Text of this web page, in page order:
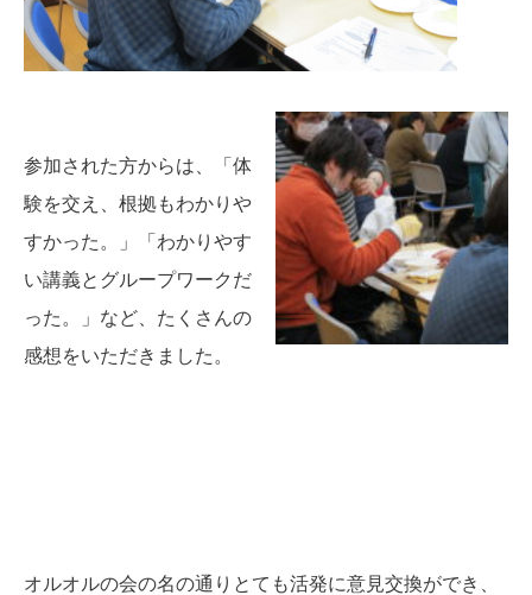
参加された方からは、「体
験を交え、根拠もわかりや
すかった。」「わかりやす
い講義とグループワークだ
った。」など、たくさんの
感想をいただきました。
オルオルの会の名の通りとても活発に意見交換ができ、